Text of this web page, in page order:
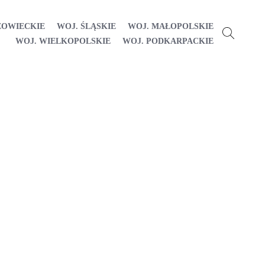
WOJ. ŚLĄSKIE
WOJ. MAŁOPOLSKIE
WOJ. WIELKOPOLSKIE
WOJ. PODKARPACKIE